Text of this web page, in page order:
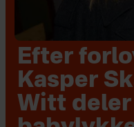
Efter
Kasper
Witt